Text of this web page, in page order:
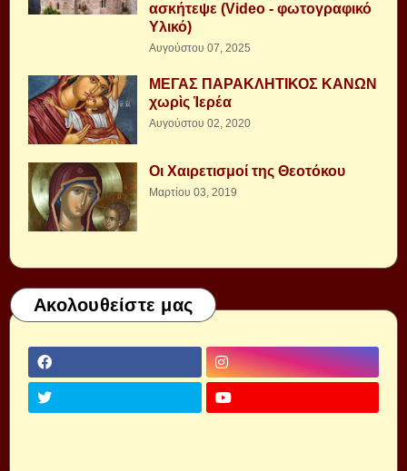
ασκήτεψε (Video - φωτογραφικό
Υλικό)
Αυγούστου 07, 2025
ΜΕΓΑΣ ΠΑΡΑΚΛΗΤΙΚΟΣ ΚΑΝΩΝ
χωρὶς Ἱερέα
Αυγούστου 02, 2020
Οι Χαιρετισμοί της Θεοτόκου
Μαρτίου 03, 2019
Ακολουθείστε μας